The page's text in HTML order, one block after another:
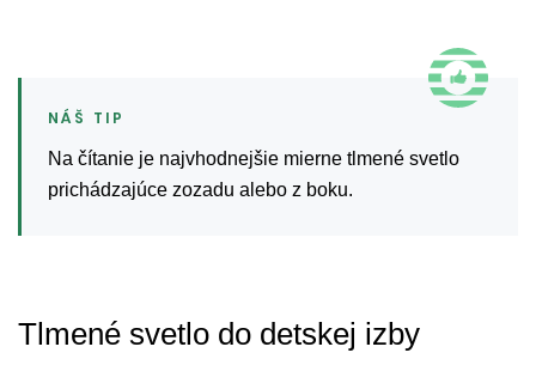
Na čítanie je najvhodnejšie mierne tlmené svetlo
prichádzajúce zozadu alebo z boku.
Tlmené svetlo do detskej izby